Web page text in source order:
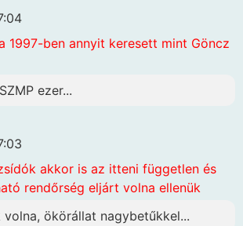
1997-ben annyit keresett mint Göncz
ezer...
akkor is az itteni független és
rendőrség eljárt volna ellenük
ökörállat nagybetűkkel...